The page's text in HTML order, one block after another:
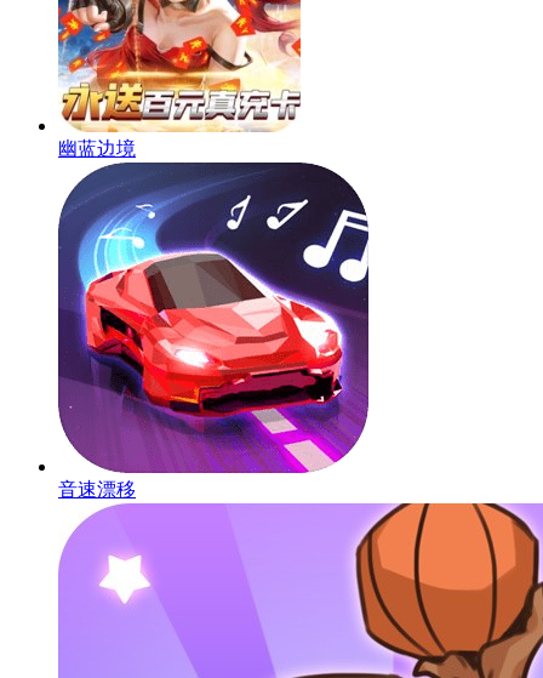
幽蓝边境
音速漂移